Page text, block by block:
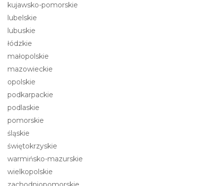
kujawsko-pomorskie
lubelskie
lubuskie
łódzkie
małopolskie
mazowieckie
opolskie
podkarpackie
podlaskie
pomorskie
śląskie
świętokrzyskie
warmińsko-mazurskie
wielkopolskie